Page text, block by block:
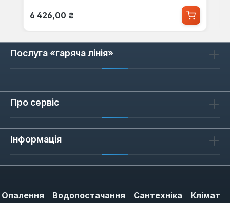
Звичайна ціна:
6 426,00 ₴
Послуга «гаряча лінія»
Про сервіс
Інформація
Опалення Водопостачання Сантехніка Клімат